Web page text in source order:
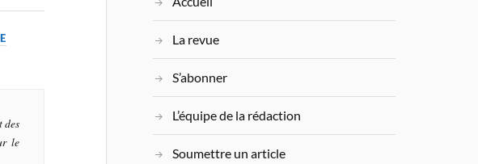
des
le
La revue
S’abonner
L’équipe de la rédaction
Soumettre un article